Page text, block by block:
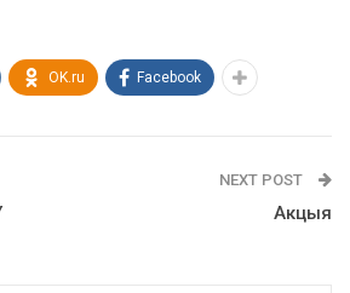
OK.ru Facebook
NEXT POST
Акцыя